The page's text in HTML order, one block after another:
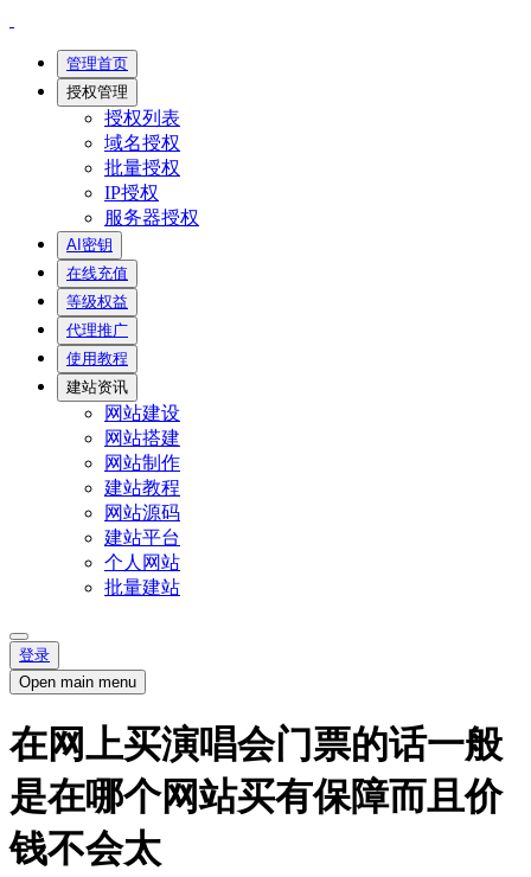
管理首页
授权管理
授权列表
域名授权
批量授权
IP授权
服务器授权
AI密钥
在线充值
等级权益
代理推广
使用教程
建站资讯
网站建设
网站搭建
网站制作
建站教程
网站源码
建站平台
个人网站
批量建站
登录
Open main menu
在网上买演唱会门票的话一般
是在哪个网站买有保障而且价
钱不会太